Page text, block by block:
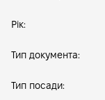
Рік:
Тип документа:
Тип посади: